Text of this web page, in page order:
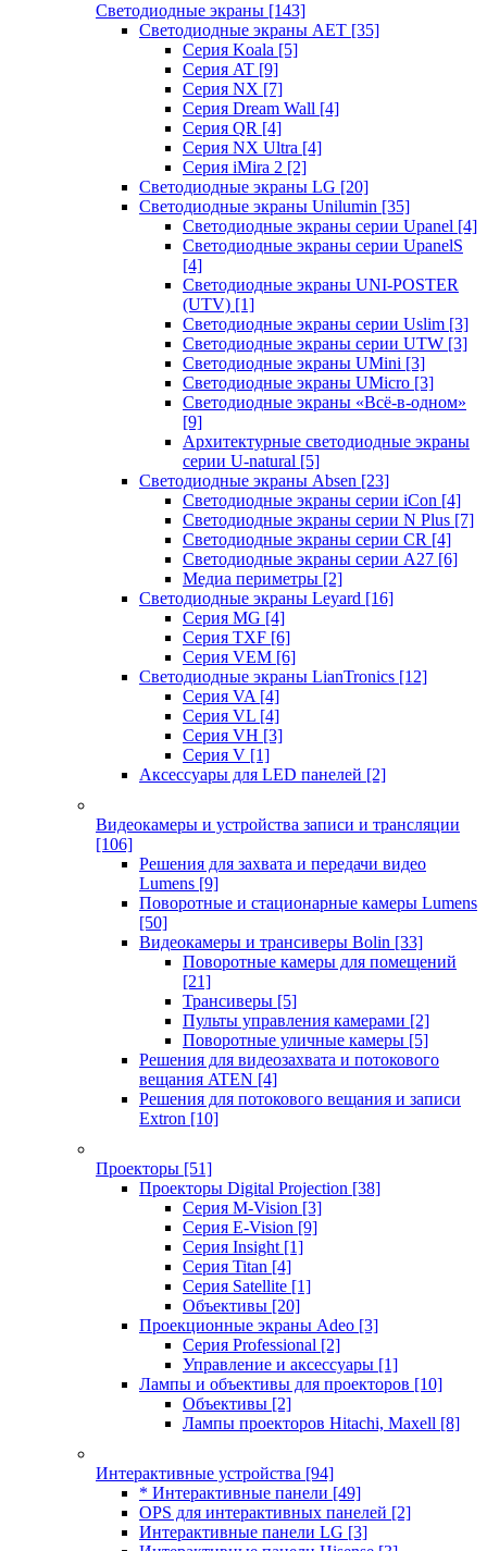
Светодиодные экраны [143]
Светодиодные экраны AET [35]
Cерия Koala [5]
Серия AT [9]
Серия NX [7]
Серия Dream Wall [4]
Серия QR [4]
Серия NX Ultra [4]
Серия iMira 2 [2]
Светодиодные экраны LG [20]
Светодиодные экраны Unilumin [35]
Светодиодные экраны серии Upanel [4]
Светодиодные экраны серии UpanelS
[4]
Светодиодные экраны UNI-POSTER
(UTV) [1]
Светодиодные экраны серии Uslim [3]
Светодиодные экраны серии UTW [3]
Светодиодные экраны UMini [3]
Светодиодные экраны UMicro [3]
Светодиодные экраны «Всё-в-одном»
[9]
Архитектурные светодиодные экраны
серии U-natural [5]
Светодиодные экраны Absen [23]
Светодиодные экраны серии iCon [4]
Светодиодные экраны серии N Plus [7]
Светодиодные экраны серии CR [4]
Светодиодные экраны серии А27 [6]
Медиа периметры [2]
Светодиодные экраны Leyard [16]
Серия MG [4]
Серия TXF [6]
Серия VEM [6]
Светодиодные экраны LianTronics [12]
Серия VA [4]
Серия VL [4]
Серия VH [3]
Серия V [1]
Аксессуары для LED панелей [2]
Видеокамеры и устройства записи и трансляции
[106]
Решения для захвата и передачи видео
Lumens [9]
Поворотные и стационарные камеры Lumens
[50]
Видеокамеры и трансиверы Bolin [33]
Поворотные камеры для помещений
[21]
Трансиверы [5]
Пульты управления камерами [2]
Поворотные уличные камеры [5]
Решения для видеозахвата и потокового
вещания ATEN [4]
Решения для потокового вещания и записи
Extron [10]
Проекторы [51]
Проекторы Digital Projection [38]
Серия M-Vision [3]
Серия E-Vision [9]
Серия Insight [1]
Серия Titan [4]
Серия Satellite [1]
Объективы [20]
Проекционные экраны Adeo [3]
Серия Professional [2]
Управление и аксессуары [1]
Лампы и объективы для проекторов [10]
Объективы [2]
Лампы проекторов Hitachi, Maxell [8]
Интерактивные устройства [94]
* Интерактивные панели [49]
OPS для интерактивных панелей [2]
Интерактивные панели LG [3]